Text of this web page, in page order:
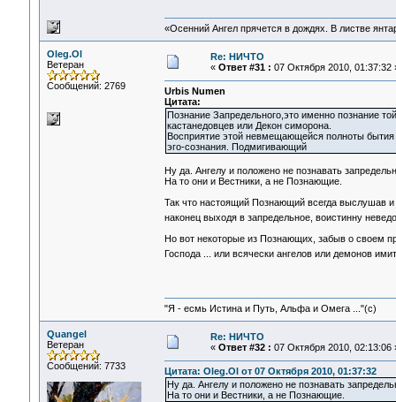
«Осенний Ангел прячется в дождях. В листве
Oleg.Ol
Ветеран
Сообщений: 2769
Re: НИЧТО
« Ответ #31 : 07 Октября 2010, 01:37:32
Urbis Numen
Цитата:
Познание Запредельного,это именно познание
кастанедовцев или Декон симорона.
Восприятие этой невмещающейся полноты бытия
эго-сознания. Подмигивающий
Ну да. Ангелу и положено не познавать
На то они и Вестники, а не Познающие.
Так что настоящий Познающий всегда выслушав и
наконец выходя в запредельное, воистинну
Но вот некоторые из Познающих, забыв о своем
Господа ... или всячески ангелов или демонов
"Я - есмь Истина и Путь, Альфа и Омега ..."(с)
Quangel
Ветеран
Сообщений: 7733
Re: НИЧТО
« Ответ #32 : 07 Октября 2010, 02:13:06
Цитата: Oleg.Ol от 07 Октября 2010, 01:37:32
Ну да. Ангелу и положено не познавать
На то они и Вестники, а не Познающие.